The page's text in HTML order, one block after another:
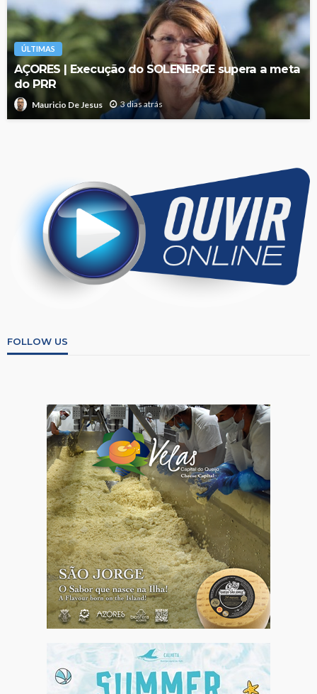
ÚLTIMAS
AÇORES | Execução do SOLENERGE supera a meta
do PRR
Mauricio De Jesus 3 dias atrás
FOLLOW US